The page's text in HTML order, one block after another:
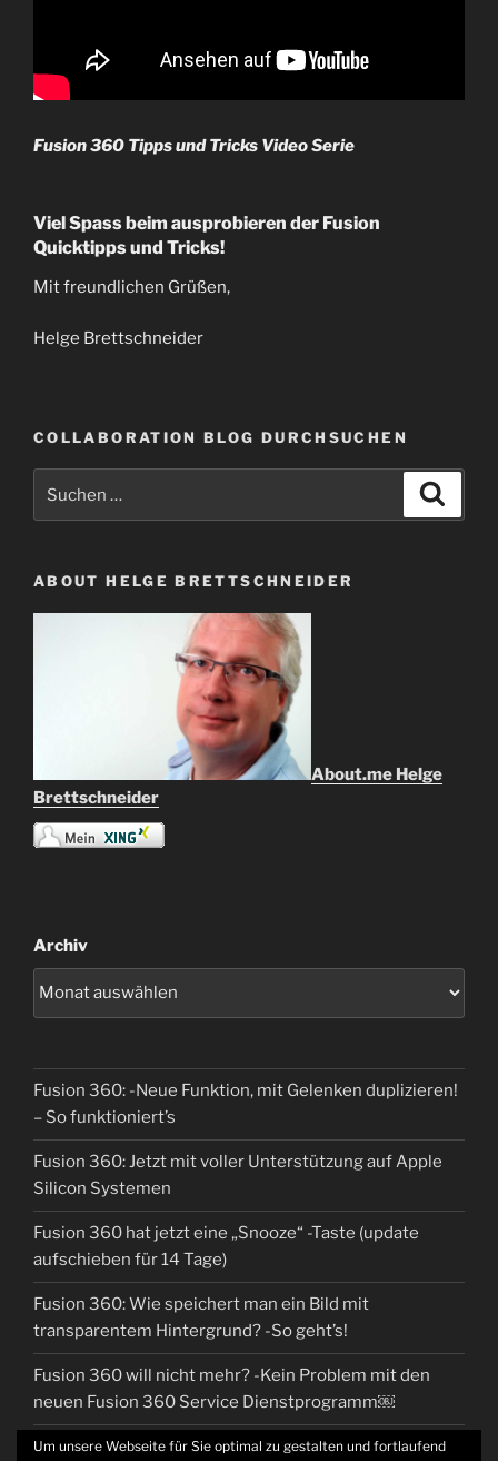
Fusion 360 Tipps und Tricks Video Serie
Viel Spass beim ausprobieren der Fusion
Quicktipps und Tricks!
Mit freundlichen Grüßen,
Helge Brettschneider
COLLABORATION BLOG DURCHSUCHEN
ABOUT HELGE BRETTSCHNEIDER
About.me Helge
Brettschneider
Archiv
Fusion 360: -Neue Funktion, mit Gelenken duplizieren!
– So funktioniert’s
Fusion 360: Jetzt mit voller Unterstützung auf Apple
Silicon Systemen
Fusion 360 hat jetzt eine „Snooze“ -Taste (update
aufschieben für 14 Tage)
Fusion 360: Wie speichert man ein Bild mit
transparentem Hintergrund? -So geht’s!
Fusion 360 will nicht mehr? -Kein Problem mit den
neuen Fusion 360 Service Dienstprogramm￼
Um unsere Webseite für Sie optimal zu gestalten und fortlaufend